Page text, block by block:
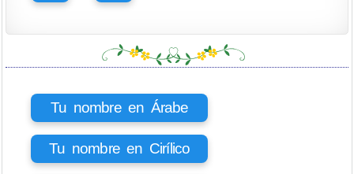
Tu nombre en Árabe
Tu nombre en Cirílico